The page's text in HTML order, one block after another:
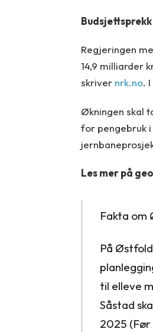
Regjeringen
14,9 milliarder
skriver nrk.no.
Økningen skal
for pengebruk
Les mer på
Fakta om
På
til elleve
Såstad
2025